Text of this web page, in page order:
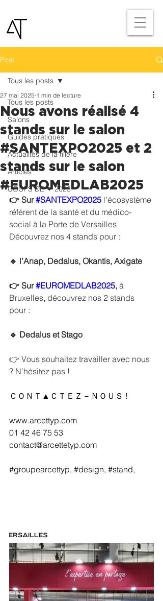
Post
Tous les posts
Salons
Guides pratiques
Actualités de la filière
Articles
COUPS DE ❤ 2023
Tous les posts
Nous avons réalisé 4
stands sur le salon
#SANTEXPO2025 et 2
stands sur le salon
#EUROMEDLAB2025
27 mai 2025 1 min de lecture
👉 Sur #SANTEXPO2025 l’écosystème
référent de la santé et du médico-
social à la Porte de Versailles
Découvrez nos 4 stands pour :
🔹 l’Anap, Dedalus, Okantis, Axigate
👉 Sur #EUROMEDLAB2025, à
Bruxelles, découvrez nos 2 stands
pour :
🔹 Dedalus et Stago
👉 Vous souhaitez travailler avec nous
? N’hésitez pas !
ＣＯＮＴ▲ＣＴＥＺ－ＮＯＵＳ !
www.arcettyp.com
01 42 46 75 53
contact@arcettetyp.com
#groupearcettyp, #design, #stand,